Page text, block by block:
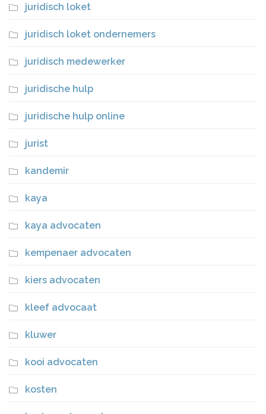
juridisch loket
juridisch loket ondernemers
juridisch medewerker
juridische hulp
juridische hulp online
jurist
kandemir
kaya
kaya advocaten
kempenaer advocaten
kiers advocaten
kleef advocaat
kluwer
kooi advocaten
kosten